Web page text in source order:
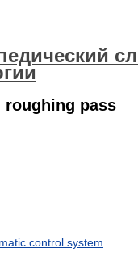
roughing pass
control system